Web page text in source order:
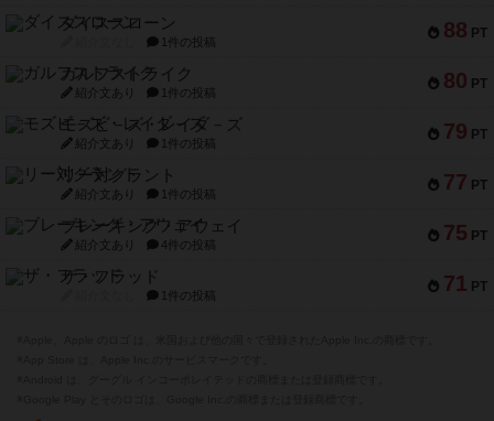
88 PT
ダイススローン
1件の投稿
80 PT
ガルフストライク
紹介文あり 1件の投稿
79 PT
モズビ－ズ・レイダ－ズ
紹介文あり 1件の投稿
77 PT
リー対グラント
紹介文あり 1件の投稿
75 PT
ブレーキング・アウェイ
紹介文あり 4件の投稿
71 PT
ザ・フラッド
1件の投稿